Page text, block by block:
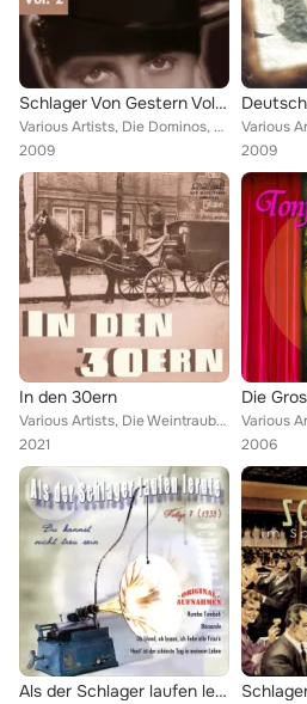
Schlager Von Gestern Vol. 2
Various Artists, Die Dominos, Renate Müller, Willy Fritsch, Meistersextett , Pola Negri, Erwin Hartung, Heinz Rühmann, ALEXANDER...
2009
2009
In den 30ern
Various Artists, Die Weintraubs, Harald Paulsen, Willy Fritsch, Gitta Alpar, Siegfried Arno, Pola Negri, Marlene Dietrich, Heinz...
2021
2006
Als der Schlager laufen lernte, Vol. 7